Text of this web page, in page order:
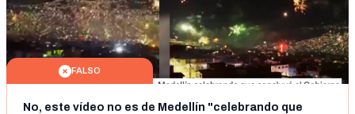
FALSO
No, este vídeo no es de Medellín "celebrando que